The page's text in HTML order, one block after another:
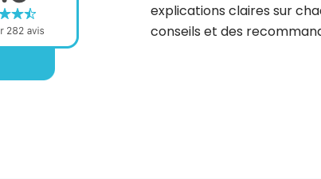
explications claires sur
conseils et des